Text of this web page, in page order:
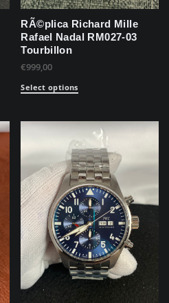
RÃ©plica Richard Mille
Rafael Nadal RM027-03
Tourbillon
€999,00
Select options